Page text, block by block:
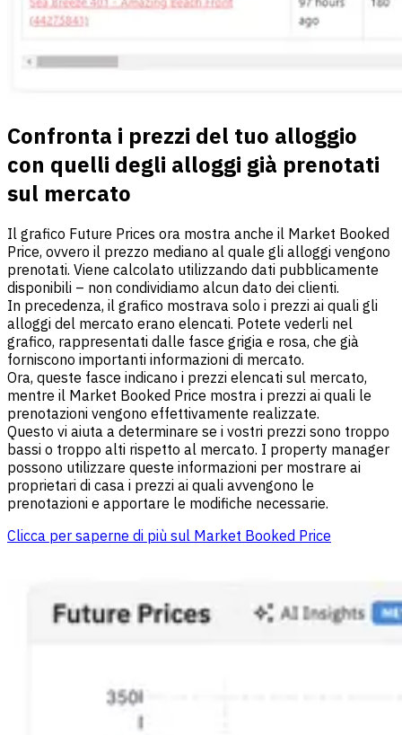
Confronta i prezzi del tuo alloggio
con quelli degli alloggi già prenotati
sul mercato
Il grafico Future Prices ora mostra anche il Market Booked
Price, ovvero il prezzo mediano al quale gli alloggi vengono
prenotati. Viene calcolato utilizzando dati pubblicamente
disponibili – non condividiamo alcun dato dei clienti.
In precedenza, il grafico mostrava solo i prezzi ai quali gli
alloggi del mercato erano elencati. Potete vederli nel
grafico, rappresentati dalle fasce grigia e rosa, che già
forniscono importanti informazioni di mercato.
Ora, queste fasce indicano i prezzi elencati sul mercato,
mentre il Market Booked Price mostra i prezzi ai quali le
prenotazioni vengono effettivamente realizzate.
Questo vi aiuta a determinare se i vostri prezzi sono troppo
bassi o troppo alti rispetto al mercato. I property manager
possono utilizzare queste informazioni per mostrare ai
proprietari di casa i prezzi ai quali avvengono le
prenotazioni e apportare le modifiche necessarie.
Clicca per saperne di più sul Market Booked Price